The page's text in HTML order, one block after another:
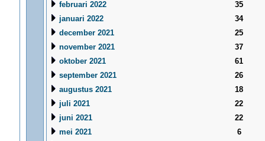
februari 2022
35
januari 2022
34
december 2021
25
november 2021
37
oktober 2021
61
september 2021
26
augustus 2021
18
juli 2021
22
juni 2021
22
mei 2021
6